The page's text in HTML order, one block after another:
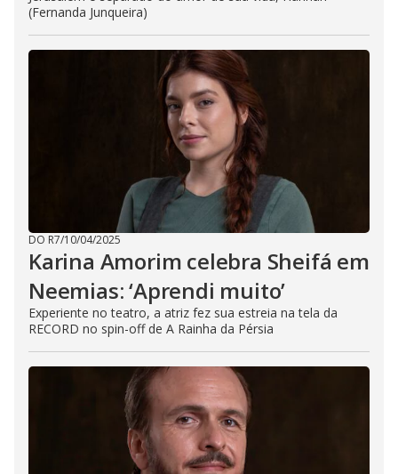
(Fernanda Junqueira)
DO R7/10/04/2025
Karina Amorim celebra Sheifá em
Neemias: ‘Aprendi muito’
Experiente no teatro, a atriz fez sua estreia na tela da
RECORD no spin-off de A Rainha da Pérsia